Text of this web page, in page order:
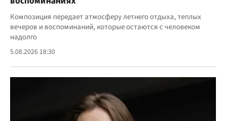
Композиция передает атмосферу летнего отдыха, теплых
вечеров и воспоминаний, которые остаются с человеком
надолго
5.08.2026 18:30